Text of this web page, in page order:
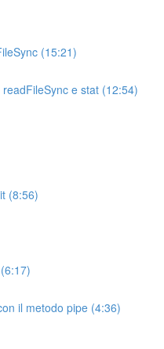
(15:21)
e stat (12:54)
(8:56)
il metodo pipe (4:36)